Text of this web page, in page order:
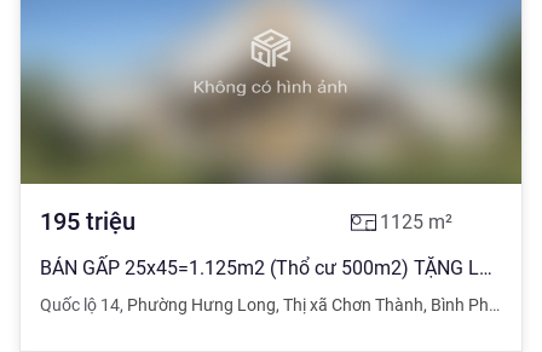
195 triệu 1125 m²
BÁN GẤP 25x45=1.125m2 (Thổ cư 500m2) TẶNG LUÔN NHÀ CẤP 4 TRÊN ĐẤT, SỔ RIÊNG, CÁCH CHỢ 300M
Quốc lộ 14, Phường Hưng Long, Thị xã Chơn Thành, Bình Phước